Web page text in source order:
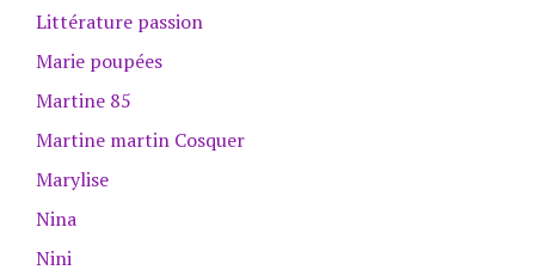
Littérature passion
Marie poupées
Martine 85
Martine martin Cosquer
Marylise
Nina
Nini